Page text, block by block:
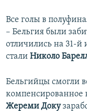
Все голы в
– Бельгия были
отличились на 31-
стали Николо
Бельгийцы смогли
компенсированное
Жереми Доку